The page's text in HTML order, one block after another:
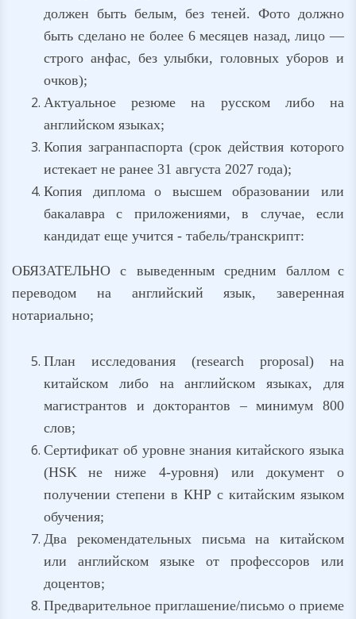
должен быть белым, без теней. Фото должно
быть сделано не более 6 месяцев назад, лицо —
строго анфас, без улыбки, головных уборов и
очков);
Актуальное резюме на русском либо на
английском языках;
Копия загранпаспорта (срок действия которого
истекает не ранее 31 августа 2027 года);
Копия диплома о высшем образовании или
бакалавра с приложениями, в случае, если
кандидат еще учится - табель/транскрипт:
ОБЯЗАТЕЛЬНО с выведенным средним баллом с
переводом на английский язык, заверенная
нотариально;
План исследования (research proposal) на
китайском либо на английском языках, для
магистрантов и докторантов – минимум 800
слов;
Сертификат об уровне знания китайского языка
(HSK
не ниже 4-уровня) или документ о
получении степени в КНР с китайским языком
обучения;
Два рекомендательных письма на китайском
или английском языке от профессоров или
доцентов;
Предварительное приглашение/письмо о приеме